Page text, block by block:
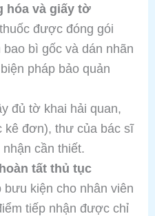
hóa và giấy tờ
được đóng gói
bì gốc và dán nhãn
pháp bảo quản
đủ tờ khai hải quan,
kê đơn), thư của bác sĩ
cần thiết.
tất thủ tục
bưu kiện cho nhân viên
tiếp nhận được chỉ